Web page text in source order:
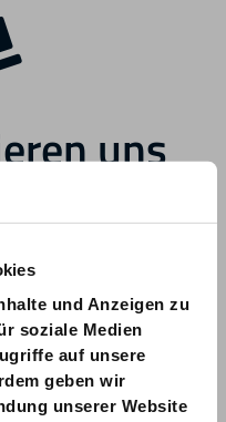
und Anzeigen zu
soziale Medien
auf unsere
geben wir
unserer Website
uns
andere